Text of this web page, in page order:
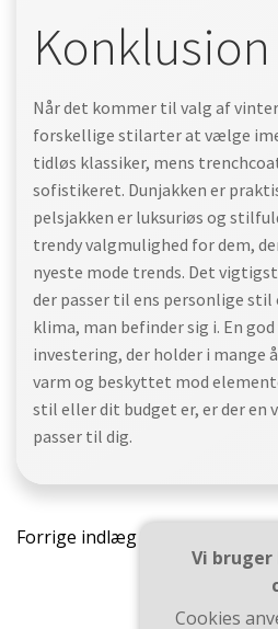
Konklusion
Når det kommer til valg af
forskellige stilarter at vælge
tidløs klassiker, mens
sofistikeret. Dunjakken er
pelsjakken er luksuriøs og
trendy valgmulighed for dem,
nyeste mode trends. Det
der passer til ens personlige
klima, man befinder sig i. En
investering, der holder i mange
varm og beskyttet mod
stil eller dit budget er, er der en
passer til dig.
Forrige indlæg
Vi bruger
Cookies